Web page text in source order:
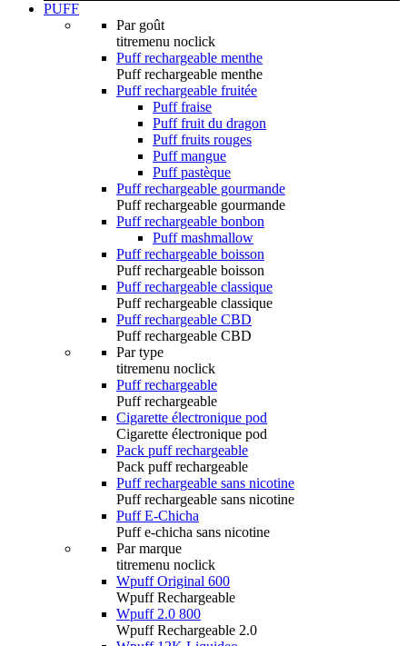
PUFF
Par goût
titremenu noclick
Puff rechargeable menthe
Puff rechargeable menthe
Puff rechargeable fruitée
Puff fraise
Puff fruit du dragon
Puff fruits rouges
Puff mangue
Puff pastèque
Puff rechargeable gourmande
Puff rechargeable gourmande
Puff rechargeable bonbon
Puff mashmallow
Puff rechargeable boisson
Puff rechargeable boisson
Puff rechargeable classique
Puff rechargeable classique
Puff rechargeable CBD
Puff rechargeable CBD
Par type
titremenu noclick
Puff rechargeable
Puff rechargeable
Cigarette électronique pod
Cigarette électronique pod
Pack puff rechargeable
Pack puff rechargeable
Puff rechargeable sans nicotine
Puff rechargeable sans nicotine
Puff E-Chicha
Puff e-chicha sans nicotine
Par marque
titremenu noclick
Wpuff Original 600
Wpuff Rechargeable
Wpuff 2.0 800
Wpuff Rechargeable 2.0